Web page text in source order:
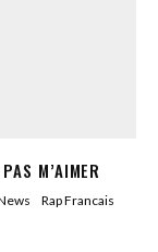
M’AIMER
Rap Francais